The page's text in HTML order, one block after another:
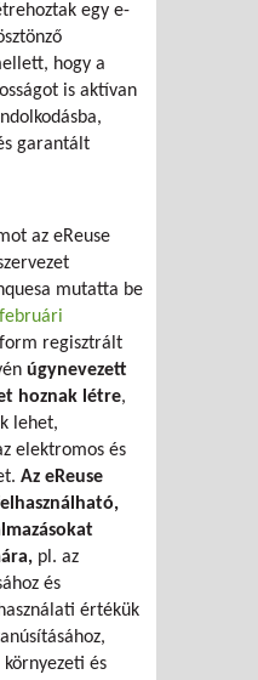
egy e-
hogy a
is aktívan
garantált
az eReuse
mutatta be
regisztrált
úgynevezett
hoznak létre,
lehet,
elektromos és
Az eReuse
pl. az
és
értékük
és